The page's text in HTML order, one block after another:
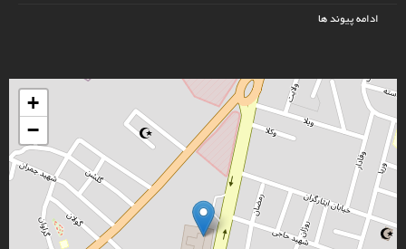
ادامه پیوند ها
+
−